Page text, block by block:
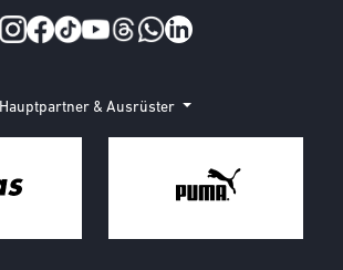
Hauptpartner & Ausrüster